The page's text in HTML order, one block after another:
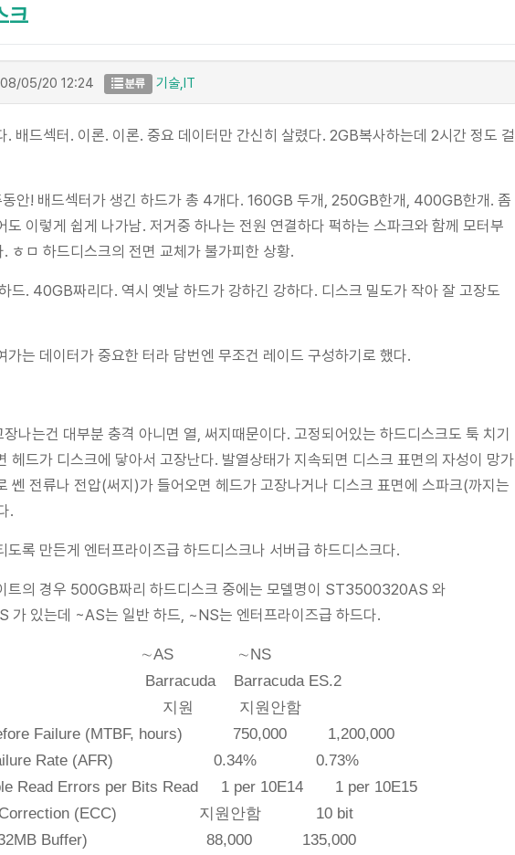
크
05/20 12:24 분류 기술,IT
. 배드섹터. 이론. 이론. 중요 데이터만 간신히 살렸다. 2GB복사하는데 2시간 정도 걸
동안! 배드섹터가 생긴 하드가 총 4개다. 160GB 두개, 250GB한개, 400GB한개. 좀
도 이렇게 쉽게 나가남. 저거중 하나는 전원 연결하다 퍽하는 스파크와 함께 모터부
ㅎㅁ 하드디스크의 전면 교체가 불가피한 상황.
드. 40GB짜리다. 역시 옛날 하드가 강하긴 강하다. 디스크 밀도가 작아 잘 고장도
가는 데이터가 중요한 터라 담번엔 무조건 레이드 구성하기로 했다.
나는건 대부분 충격 아니면 열, 써지때문이다. 고정되어있는 하드디스크도 툭 치기
헤드가 디스크에 닿아서 고장난다. 발열상태가 지속되면 디스크 표면의 자성이 망가
쎈 전류나 전압(써지)가 들어오면 헤드가 고장나거나 디스크 표면에 스파크(까지는
.
도록 만든게 엔터프라이즈급 하드디스크나 서버급 하드디스크다.
트의 경우 500GB짜리 하드디스크 중에는 모델명이 ST3500320AS 와
있는데 ~AS는 일반 하드, ~NS는 엔터프라이즈급 하드다.
∼NS
Barracuda Barracuda ES.2
지원 지원안함
Failure (MTBF, hours) 750,000 1,200,000
Failure Rate (AFR) 0.34% 0.73%
Read Errors per Bits Read 1 per 10E14 1 per 10E15
Correction (ECC) 지원안함 10 bit
32MB Buffer) 88,000 135,000